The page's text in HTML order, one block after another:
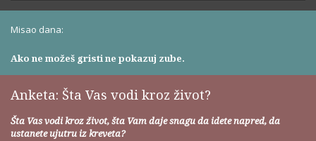
Misao dana:
Ako ne možeš gristi ne pokazuj zube.
Anketa: Šta Vas vodi kroz život?
Šta Vas vodi kroz život, šta Vam daje snagu da idete napred, da
ustanete ujutru iz kreveta?